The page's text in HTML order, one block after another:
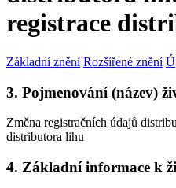
registrace
Základní znění Rozšířené znění
3. Pojmenování (název)
Změna registračních údajů
distributora lihu
4. Základní informace k